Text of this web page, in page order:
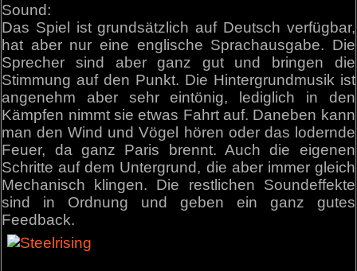
Sound:
Das Spiel ist grundsätzlich auf Deutsch verfügbar,
hat aber nur eine englische Sprachausgabe. Die
Sprecher sind aber ganz gut und bringen die
Stimmung auf den Punkt. Die Hintergrundmusik ist
angenehm aber sehr eintönig, lediglich in den
Kämpfen nimmt sie etwas Fahrt auf. Daneben kann
man den Wind und Vögel hören oder das lodernde
Feuer, da ganz Paris brennt. Auch die eigenen
Schritte auf dem Untergrund, die aber immer gleich
Mechanisch klingen. Die restlichen Soundeffekte
sind in Ordnung und geben ein ganz gutes
Feedback.